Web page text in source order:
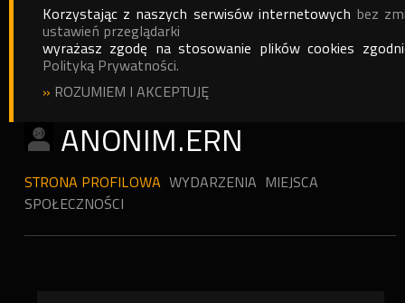
Korzystając z naszych serwisów internetowych bez
ustawień przeglądarki
wyrażasz zgodę na stosowanie plików cookies
Polityką Prywatności.
» ROZUMIEM I AKCEPTUJĘ
ANONIM.ERN
STRONA PROFILOWA WYDARZENIA MIEJSCA
SPOŁECZNOŚCI